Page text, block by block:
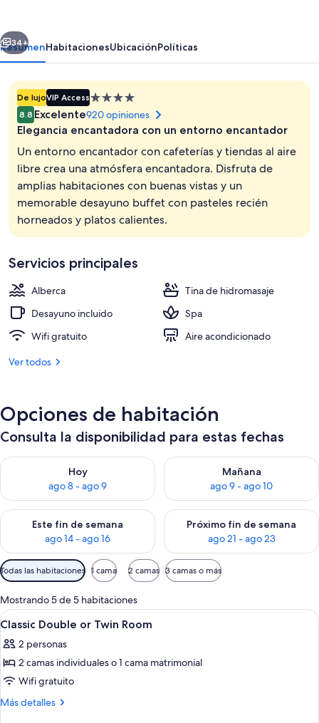
Masajes
Siguiente
34+
ResumenHabitacionesUbicaciónPolíticas
De lujoVIP AccessPropiedad
de
4.0
8.8 Excelente920 opiniones
Elegancia encantadora con un entorno encantador
Un entorno encantador con cafeterías y tiendas al aire
libre crea una atmósfera encantadora. Disfruta de
amplias habitaciones con buenas vistas y un
memorable desayuno buffet con pasteles recién
horneados y platos calientes.
Servicios principales
Alberca
Tina de hidromasaje
Desayuno incluido
Spa
Wifi gratuito
Aire acondicionado
Ver todos
Opciones de habitación
Consulta la disponibilidad para estas fechas
Hoy
ago 8 - ago 9
Consulta la disponibilidad para hoy ago 8 - ago 9
Mañana
ago 9 - ago 10
Consulta la disponibilidad
Este fin de semana
ago 14 - ago 16
Consulta la disponibilidad para este fin de semana ago 14 -
Próximo fin de semana
ago 21 - ago 23
Consulta la disponibilidad
Filtros
disponibles
para
las
habitaciones
Todas las habitaciones 1 cama 2 camas 3 camas o más
Mostrando 5 de 5 habitaciones
Abrir
todas
las
fotos
de
Classic
Habitación de hotel con cama,
7
Classic Double or Twin Room
2 personas
2 camas individuales o 1 cama matrimonial
Wifi gratuito
Más detalles
Más